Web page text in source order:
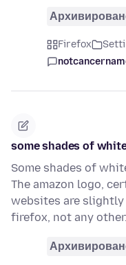
Firefox
some shades of
Some shades of
The amazon logo,
websites are slightly
firefox, not any